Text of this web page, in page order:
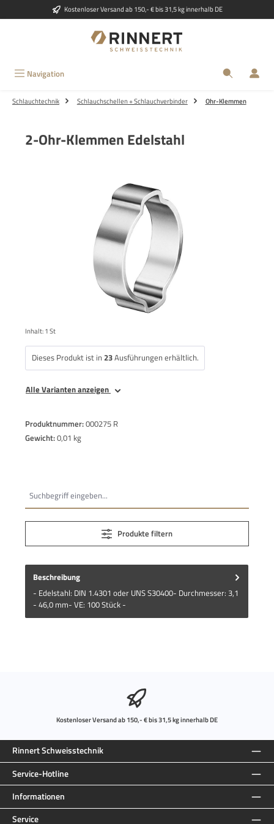
Zum Hauptinhalt springenKostenloser Versand ab 150,- € bis 31,5 kg innerhalb DE
Navigation
Schlauchtechnik Schlauchschellen + Schlauchverbinder Ohr-Klemmen
2-Ohr-Klemmen Edelstahl
Inhalt:1 St
Dieses Produkt ist in 23Ausführungen erhältlich.
Alle Varianten anzeigen
Produktnummer:000275 R
Gewicht:0,01 kg
Produkte filtern
Beschreibung
- Edelstahl: DIN 1.4301 oder UNS S30400- Durchmesser: 3,1
- 46,0 mm- VE: 100 Stück -
Kostenloser Versand ab 150,- € bis 31,5 kg innerhalb DE
Rinnert Schweisstechnik
Service-Hotline
Informationen
Service